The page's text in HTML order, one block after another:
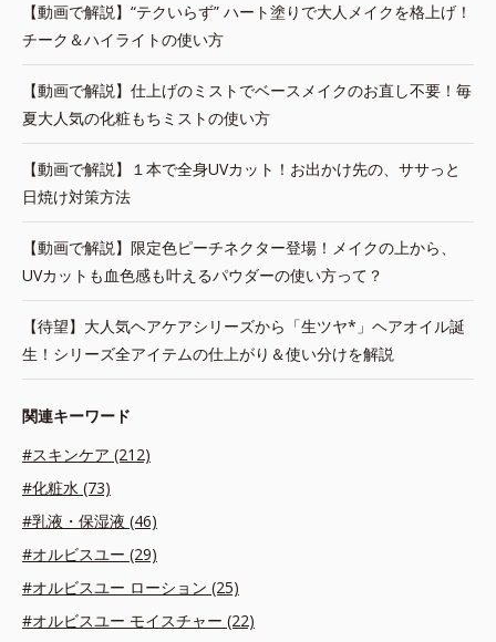
【動画で解説】“テクいらず” ハート塗りで大人メイクを格上げ！
チーク＆ハイライトの使い方
【動画で解説】仕上げのミストでベースメイクのお直し不要！毎
夏大人気の化粧もちミストの使い方
【動画で解説】１本で全身UVカット！お出かけ先の、ササっと
日焼け対策方法
【動画で解説】限定色ピーチネクター登場！メイクの上から、
UVカットも血色感も叶えるパウダーの使い方って？
【待望】大人気ヘアケアシリーズから「生ツヤ*」ヘアオイル誕
生！シリーズ全アイテムの仕上がり＆使い分けを解説
関連キーワード
#スキンケア (212)
#化粧水 (73)
#乳液・保湿液 (46)
#オルビスユー (29)
#オルビスユー ローション (25)
#オルビスユー モイスチャー (22)